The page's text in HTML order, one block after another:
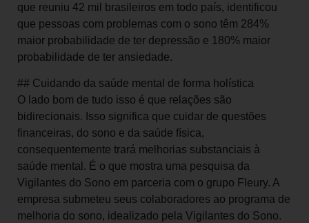
que reuniu 42 mil brasileiros em todo país, identificou
que pessoas com problemas com o sono têm 284%
maior probabilidade de ter depressão e 180% maior
probabilidade de ter ansiedade.
## Cuidando da saúde mental de forma holística
O lado bom de tudo isso é que relações são
bidirecionais. Isso significa que cuidar de questões
financeiras, do sono e da saúde física,
consequentemente trará melhorias substanciais à
saúde mental. É o que mostra uma pesquisa da
Vigilantes do Sono em parceria com o grupo Fleury. A
empresa submeteu seus colaboradores ao programa de
melhoria do sono, idealizado pela Vigilantes do Sono.